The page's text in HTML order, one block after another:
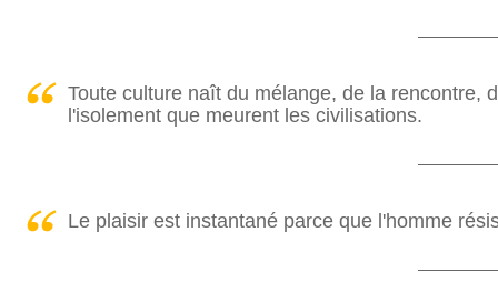
Toute culture naît du mélange, de la rencontre,
l'isolement que meurent les civilisations.
Le plaisir est instantané parce que l'homme